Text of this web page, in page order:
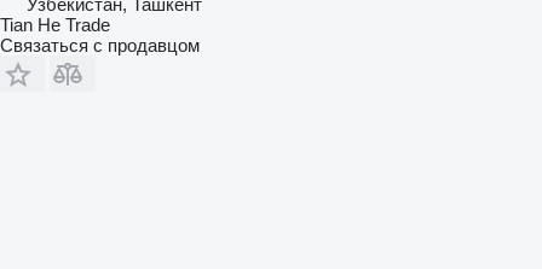
Tian He Trade
Связаться с продавцом